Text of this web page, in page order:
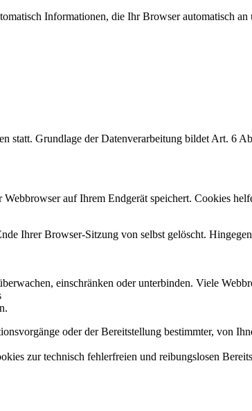
Informationen, die Ihr Browser automatisch an
statt. Grundlage der Datenverarbeitung bildet Art. 6
auf Ihrem Endgerät speichert. Cookies
Ihrer Browser-Sitzung von selbst gelöscht.
einschränken oder unterbinden. Viele
oder der Bereitstellung bestimmter, von
zur technisch fehlerfreien und reibungslosen